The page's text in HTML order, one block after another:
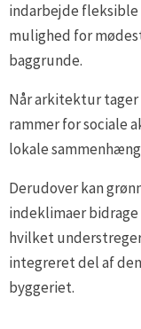
indarbejde
mulighed for
baggrunde.
Når arkitektur tager
rammer for sociale
lokale
Derudover kan
indeklimaer
hvilket
integreret del af
byggeriet.